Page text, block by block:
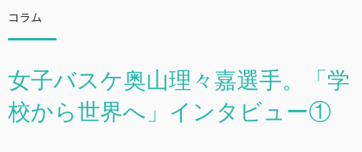
コラム
女子バスケ奥山理々嘉選手。「学
校から世界へ」インタビュー①